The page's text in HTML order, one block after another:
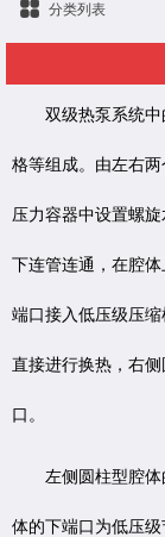
分类列表
双级热泵系统
格等组成。由左右
压力容器中设置螺
下连管连通，在腔
端口接入低压级压
直接进行换热，右
口。
左侧圆柱型腔
体的下端口为低压